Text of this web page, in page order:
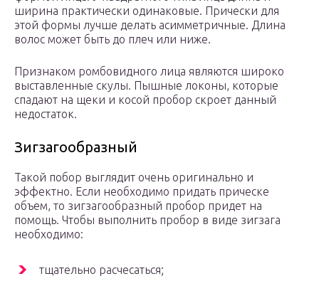
ширина практически одинаковые. Прически для
этой формы лучше делать асимметричные. Длина
волос может быть до плеч или ниже.
Признаком ромбовидного лица являются широко
выставленные скулы. Пышные локоны, которые
спадают на щеки и косой пробор скроет данный
недостаток.
Зигзагообразный
Такой побор выглядит очень оригинально и
эффектно. Если необходимо придать прическе
объем, то зигзагообразный пробор придет на
помощь. Чтобы выполнить пробор в виде зигзага
необходимо:
тщательно расчесаться;